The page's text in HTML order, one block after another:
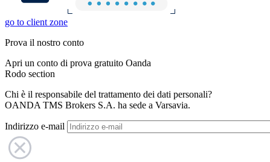
go to client zone
Prova il nostro conto
Apri un conto di prova gratuito Oanda
Rodo section
Chi è il responsabile del trattamento dei dati personali?
OANDA TMS Brokers S.A. ha sede a Varsavia.
Indirizzo e-mail